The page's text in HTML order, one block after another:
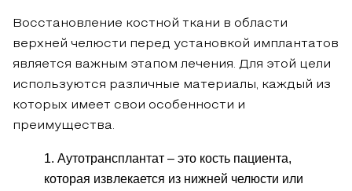
Восстановление костной ткани в области
верхней челюсти перед установкой имплантатов
является важным этапом лечения. Для этой цели
используются различные материалы, каждый из
которых имеет свои особенности и
преимущества.
Аутотрансплантат – это кость пациента,
которая извлекается из нижней челюсти или